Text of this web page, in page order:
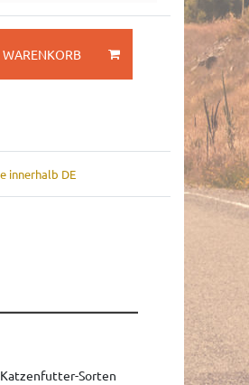
WARENKORB
innerhalb DE
Sorten